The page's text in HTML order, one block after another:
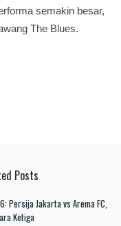
semakin besar,
The Blues.
Posts
Persija Jakarta vs Arema FC,
Ketiga